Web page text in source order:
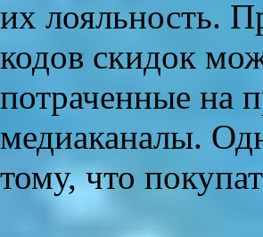
их лояльность.
кодов скидок
потраченные на
медиаканалы.
тому, что